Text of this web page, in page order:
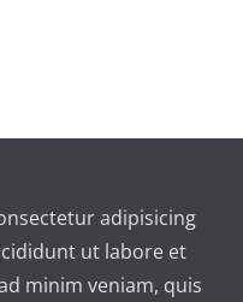
adipisicing
ut labore et
minim veniam, quis